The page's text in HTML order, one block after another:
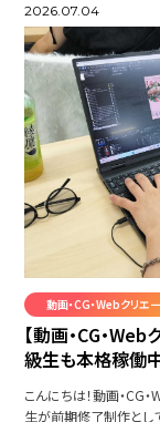
2026.07.04
動画・CG・Webクリエ
【動画・CG・
級生も本格稼働中
こんにちは！動画・CG
生が前期修了制作とし